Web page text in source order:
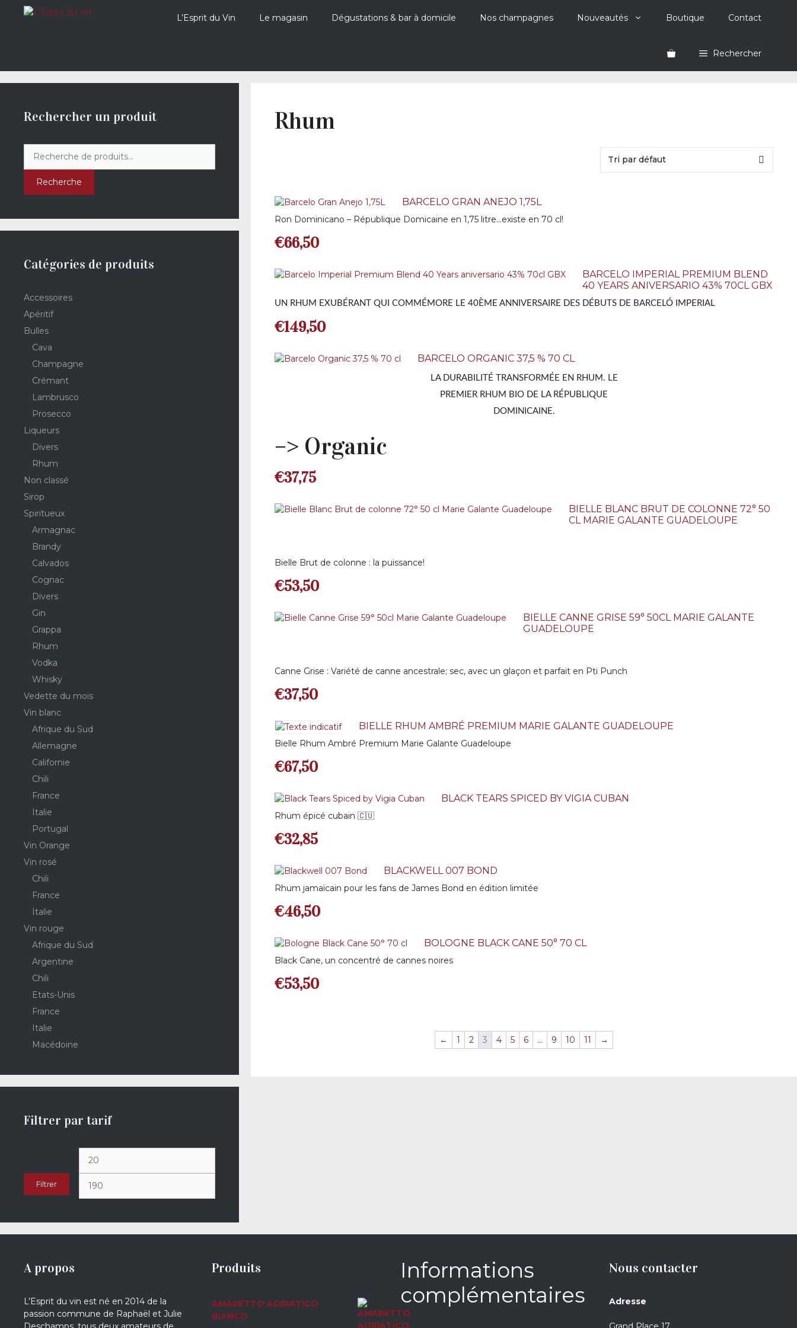
L’Esprit du Vin Le magasin Dégustations & bar à domicile Nos champagnes Nouveautés Boutique Contact
Rechercher
Rhum
BARCELO GRAN ANEJO 1,75L
Ron Dominicano – République Domicaine en 1,75 litre…existe en 70 cl!
€66,50
BARCELO IMPERIAL PREMIUM BLEND
40 YEARS ANIVERSARIO 43% 70CL GBX
UN RHUM EXUBÉRANT QUI COMMÉMORE LE 40ÈME ANNIVERSAIRE DES DÉBUTS DE BARCELÓ IMPERIAL
€149,50
BARCELO ORGANIC 37,5 % 70 CL
LA DURABILITÉ TRANSFORMÉE EN RHUM. LE
PREMIER RHUM BIO DE LA RÉPUBLIQUE
DOMINICAINE.
–> Organic
€37,75
BIELLE BLANC BRUT DE COLONNE 72° 50
CL MARIE GALANTE GUADELOUPE
Bielle Brut de colonne : la puissance!
€53,50
BIELLE CANNE GRISE 59° 50CL MARIE GALANTE
GUADELOUPE
Canne Grise : Variété de canne ancestrale; sec, avec un glaçon et parfait en Pti Punch
€37,50
BIELLE RHUM AMBRÉ PREMIUM MARIE GALANTE GUADELOUPE
Bielle Rhum Ambré Premium Marie Galante Guadeloupe
€67,50
BLACK TEARS SPICED BY VIGIA CUBAN
Rhum épicé cubain 🇨🇺
€32,85
BLACKWELL 007 BOND
Rhum jamaïcain pour les fans de James Bond en édition limitée
€46,50
BOLOGNE BLACK CANE 50° 70 CL
Black Cane, un concentré de cannes noires
€53,50
← 1 2 3 4 5 6 … 9 10 11 →
Rechercher un produit
pour :
Recherche
Catégories de produits
Accessoires
Apéritif
Bulles
Cava
Champagne
Crémant
Lambrusco
Prosecco
Liqueurs
Divers
Rhum
Non classé
Sirop
Spiritueux
Armagnac
Brandy
Calvados
Cognac
Divers
Gin
Grappa
Rhum
Vodka
Whisky
Vedette du mois
Vin blanc
Afrique du Sud
Allemagne
Californie
Chili
France
Italie
Portugal
Vin Orange
Vin rosé
Chili
France
Italie
Vin rouge
Afrique du Sud
Argentine
Chili
Etats-Unis
France
Italie
Macédoine
Filtrer par tarif
Prix
min
Filtrer
A propos
L’Esprit du vin est né en 2014 de la
passion commune de Raphaël et Julie
Produits
AMARETTO ADRIATICO
BIANCO
Informations
complémentaires
Nous contacter
Adresse